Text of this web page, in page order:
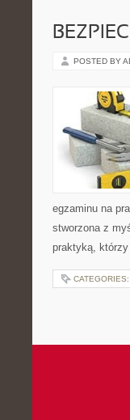
POSTED BY
egzaminu na
stworzona z
praktyką,
CATEGORIES: